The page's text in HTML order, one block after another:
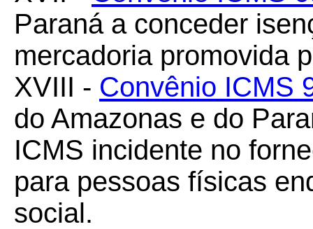
Paraná a conceder
mercadoria promovida
XVIII - Convênio ICMS
do Amazonas e do
ICMS incidente no
para pessoas físicas
social.